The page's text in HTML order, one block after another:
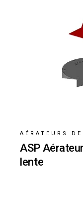
AÉRATEURS
ASP
lente